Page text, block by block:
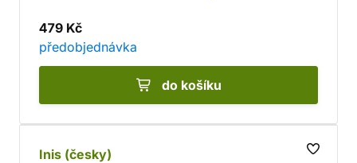
479 Kč
předobjednávka
do košíku
Inis (česky)